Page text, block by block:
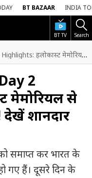
BT BAZAAR INDIA
BT TV Search
से लेकर रक्षा समझौतों तक! देखें शानदार PHOTOS
2
मेमोरियल से
देखें शानदार
समाप्त कर भारत के
हो गए हैं। दूसरे दिन के